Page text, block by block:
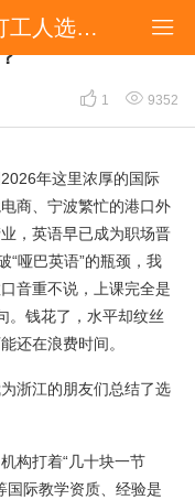

差点被坑！2026浙江打工人选成人英语在线口语培训，如何避坑？
人英语在线口语培
 1  9352
年这里浓厚的国际
商、宁波繁忙的港口外
，英语早已成为职场晋
“哑巴英语”的瓶颈，我
音重不说，上课完全是
。钱花了，水平却纹丝
还在浪费时间。
浙江的朋友们总结了选
构打着“几十块一节
国际教学资质、经验是